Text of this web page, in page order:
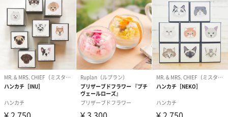
ハンドクリーム3本セッ
ト【ありがとう】
（1,100円）
シャワージェル＆ハン
ドクリーム（ピンクグ
レープフルーツ）
（2,145円）
シャワージェ
ドクリーム（
円）